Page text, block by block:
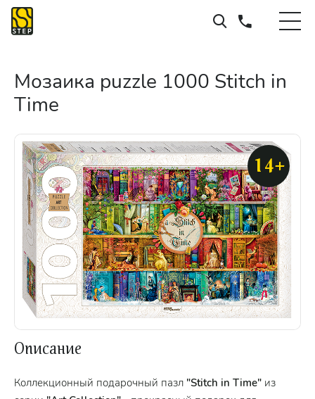
Мозаика puzzle 1000 Stitch in
Time
14+
Описание
Коллекционный подарочный пазл "Stitch in Time" из